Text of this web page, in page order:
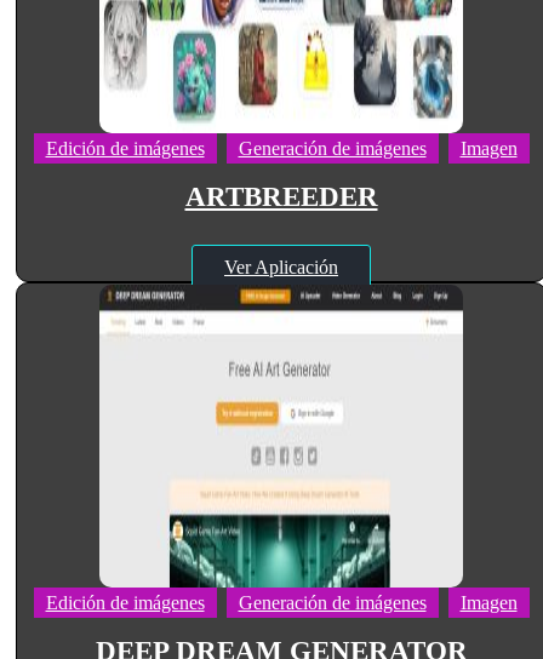
Edición de imágenes Generación de imágenes Imagen
ARTBREEDER
Ver Aplicación
Edición de imágenes Generación de imágenes Imagen
DEEP DREAM GENERATOR